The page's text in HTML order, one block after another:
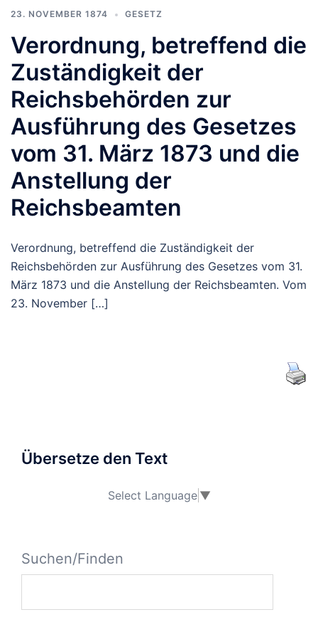
23. NOVEMBER 1874 GESETZ
Verordnung, betreffend die
Zuständigkeit der
Reichsbehörden zur
Ausführung des Gesetzes
vom 31. März 1873 und die
Anstellung der
Reichsbeamten
Verordnung, betreffend die Zuständigkeit der
Reichsbehörden zur Ausführung des Gesetzes vom 31.
März 1873 und die Anstellung der Reichsbeamten. Vom
23. November […]
Übersetze den Text
Select Language ▼
Suchen/Finden